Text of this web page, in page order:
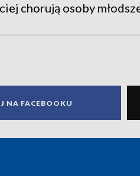
chorują osoby
NA FACEBOOKU